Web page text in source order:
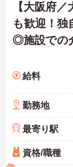
【認定マークを取
・「くるみんマー
があるため、生活
・残業が月平均10
私生活との両立を
【大阪府
も歓迎！
◎施設での
給料
勤務地
最寄り駅
資格/職種